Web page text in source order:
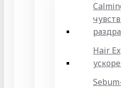
Hair